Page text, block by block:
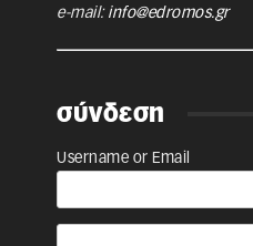
e-mail: info@edromos.gr
σύνδεση
Username or Email